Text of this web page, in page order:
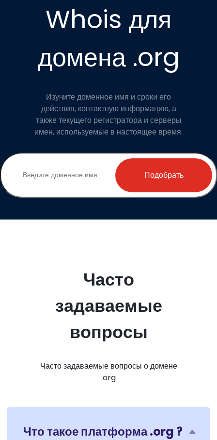
Whois для
домена .org
Изучите доменное имя и сроки его
действия, контактную информацию, а
также текущего регистратора и серверы
имен, используемые в настоящее время.
Подобрать
Часто
задаваемые
вопросы
Часто задаваемые вопросы о домене
.org
Что такое платформа .org ?